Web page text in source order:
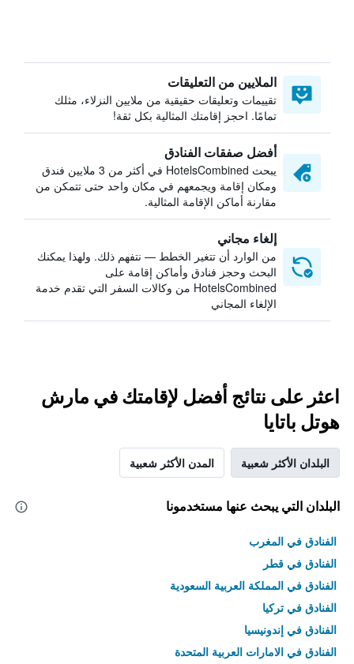
الملايين من التعليقات
تقييمات وتعليقات حقيقية من ملايين النزلاء، مثلك
تمامًا. احجز إقامتك المثالية بكل ثقة!
أفضل صفقات الفنادق
يبحث HotelsCombined في أكثر من 3 ملايين فندق
ومكان إقامة ويجمعهم في مكان واحد حتى تتمكن من
مقارنة أماكن الإقامة المثالية.
إلغاء مجاني
من الوارد أن تتغير الخطط — نتفهم ذلك. ولهذا يمكنك
البحث وحجز فنادق وأماكن إقامة على
HotelsCombined من وكالات السفر التي تقدم خدمة
الإلغاء المجاني
اعثر على نتائج أفضل لإقامتك في مارش
هوتل باتايا
البلدان الأكثر شعبية المدن الأكثر شعبية
البلدان التي يبحث عنها مستخدمونا
الفنادق في المغرب
الفنادق في قطر
الفنادق في المملكة العربية السعودية
الفنادق في تركيا
الفنادق في إندونيسيا
الفنادق في الامارات العربية المتحدة